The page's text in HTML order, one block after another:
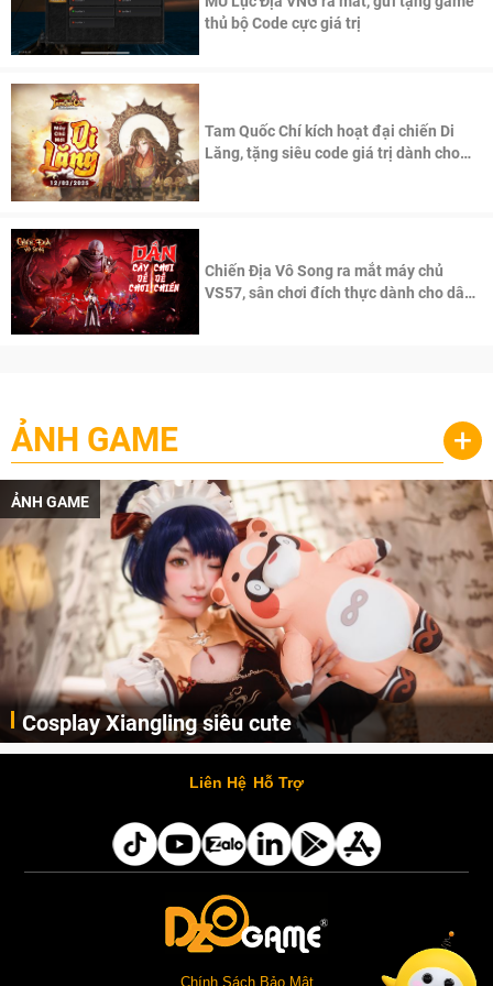
thủ bộ Code cực giá trị
Tam Quốc Chí kích hoạt đại chiến Di
Lăng, tặng siêu code giá trị dành cho
Chiến Địa Vô Song ra mắt máy chủ
VS57, sân chơi đích thực dành cho dân
ẢNH GAME +
ẢNH GAME
Cosplay Xiangling siêu cute
Cùng thưởng thức những hình ảnh cosplay Xiangling trong Genshin Impact siêu dễ thương của người dùng Weibo "阿包也是兔娘"
Liên Hệ Hỗ Trợ
Chính Sách Bảo Mật